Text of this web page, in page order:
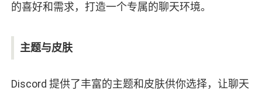
的喜好和需求，打造一个专属的聊天环境。
主题与皮肤
Discord 提供了丰富的主题和皮肤供你选择，让聊天